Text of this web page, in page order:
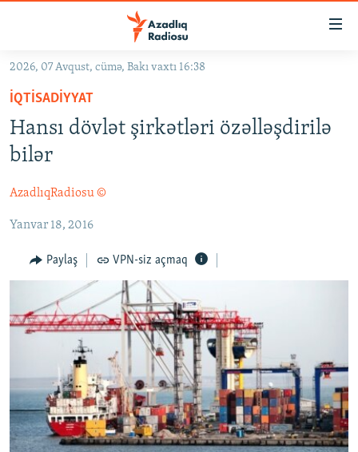
Əsas
qayıt
Əsas
naviqasiyaya
qayıt
Axtarışa
GÜNDƏM
KORRUPSIOMETR
FƏRQƏ BAX
QANUNI DOĞRU
ARAŞDIRMA
MULTIMEDIA
VIDEO
FOTOQALEREYA
İNFOQRAFIKA
KARIKATURA
RADIO ARXIV
AZƏRBAYCAN ƏDƏBIYYATI KITABXANASI
İSLAM VƏ DEMOKRATIYA
İZ - MƏDƏNIYYƏT PROQRAMI
HAQQIMIZDA
MISSIYAMIZ
PEŞƏ ETIKASI VƏ JURNALISTIKA STANDARTLARIMIZ
MATERIALLARIMIZDAN ISTIFADƏ
BIZI IZLƏ
2026, 07 Avqust, cümə, Bakı vaxtı 16:38
İQTISADIYYAT
Hansı dövlət şirkətləri özəlləşdirilə
bilər
AzadlıqRadiosu ©
Yanvar 18, 2016
Paylaş VPN-siz açmaq